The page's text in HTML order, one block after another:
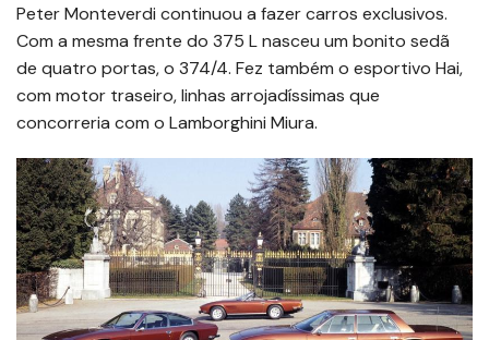
Peter Monteverdi continuou a fazer carros exclusivos.
Com a mesma frente do 375 L nasceu um bonito sedã
de quatro portas, o 374/4. Fez também o esportivo Hai,
com motor traseiro, linhas arrojadíssimas que
concorreria com o Lamborghini Miura.